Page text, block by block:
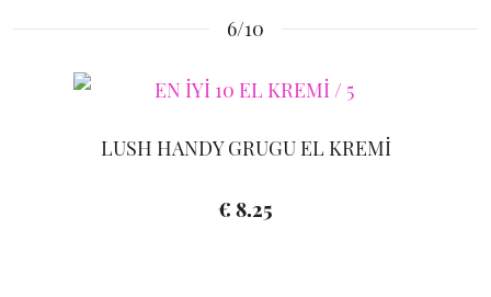
6/10
LUSH HANDY GRUGU EL KREMİ
€ 8.25